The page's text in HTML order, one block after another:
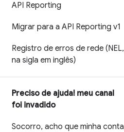
API Reporting
Migrar para a API Reporting v1
Registro de erros de rede (NEL,
na sigla em inglês)
Preciso de ajuda! meu canal
foi invadido
Socorro, acho que minha conta